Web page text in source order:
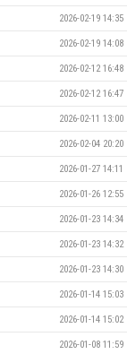
2026-02-19 14:35
2026-02-19 14:08
2026-02-12 16:48
2026-02-12 16:47
2026-02-11 13:00
2026-02-04 20:20
2026-01-27 14:11
2026-01-26 12:55
2026-01-23 14:34
2026-01-23 14:32
2026-01-23 14:30
2026-01-14 15:03
2026-01-14 15:02
2026-01-08 11:59